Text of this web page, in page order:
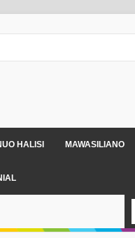
HALISI MAWASILIANO